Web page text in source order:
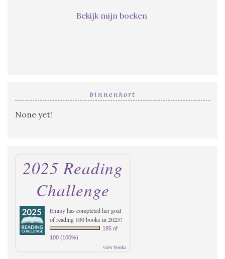
Bekijk mijn boeken
binnenkort
None yet!
2025 Reading
Challenge
Emmyhas completed her goal
of reading 100 books in 2025!
185 of
100 (100%)
view books